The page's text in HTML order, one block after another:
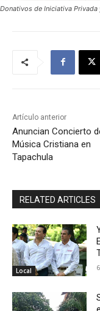
Donativos de Iniciativa
Artículo anterior
Anuncian Concierto
Música Cristiana en
Tapachula
RELATED ARTICLES
Local